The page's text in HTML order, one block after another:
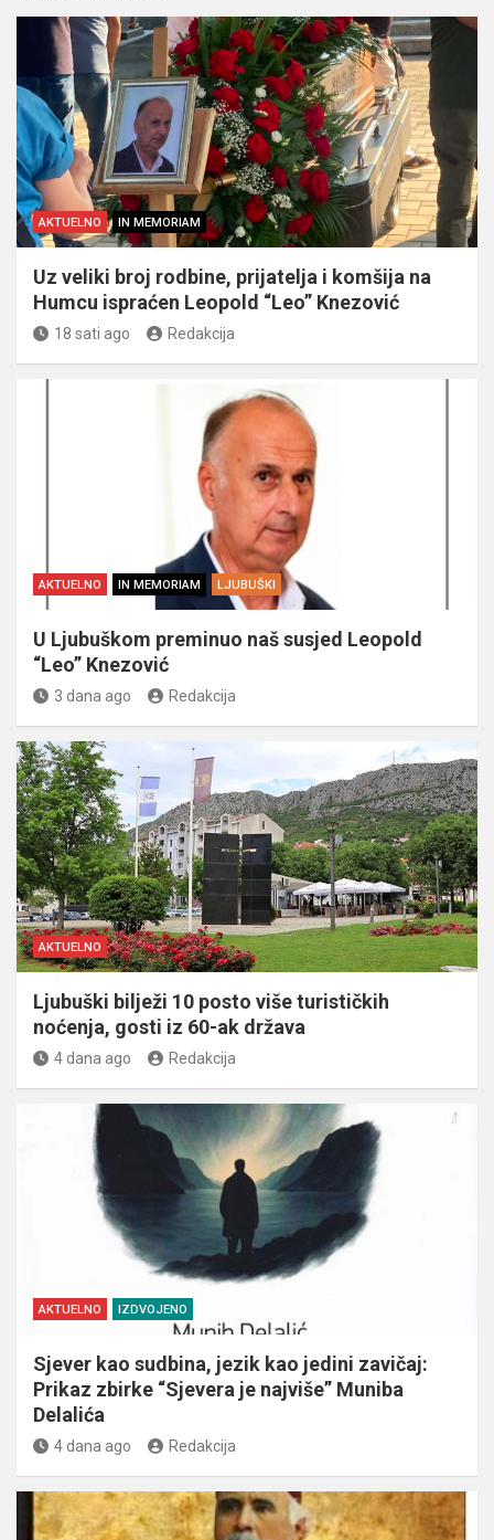
AKTUELNO IN MEMORIAM
Uz veliki broj rodbine, prijatelja i komšija na
Humcu ispraćen Leopold “Leo” Knezović
18 sati ago Redakcija
AKTUELNO IN MEMORIAM LJUBUŠKI
U Ljubuškom preminuo naš susjed Leopold
“Leo” Knezović
3 dana ago Redakcija
AKTUELNO
Ljubuški bilježi 10 posto više turističkih
noćenja, gosti iz 60-ak država
4 dana ago Redakcija
AKTUELNO IZDVOJENO
Sjever kao sudbina, jezik kao jedini zavičaj:
Prikaz zbirke “Sjevera je najviše” Muniba
Delalića
4 dana ago Redakcija